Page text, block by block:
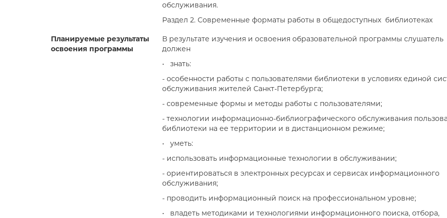
обслуживания.
Раздел 2. Современные форматы работы в общедоступных библиотеках
Планируемые результаты
освоения программы
В результате изучения и освоения образовательной программы слушатель
должен
• знать:
- особенности работы с пользователями библиотеки в условиях единой
обслуживания жителей Санкт-Петербурга;
- современные формы и методы работы с пользователями;
- технологии информационно-библиографического обслуживания
библиотеки на ее территории и в дистанционном режиме;
• уметь:
- использовать информационные технологии в обслуживании;
- ориентироваться в электронных ресурсах и сервисах информационного
обслуживания;
- проводить информационный поиск на профессиональном уровне;
• владеть методиками и технологиями информационного поиска, отбора,